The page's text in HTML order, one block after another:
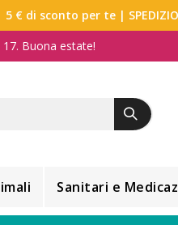
5 € di sconto per te |
Buona estate!
Sanitari e